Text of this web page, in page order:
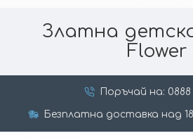
Златна
Flower
Поръчай на: 0888
Безплатна доставка над